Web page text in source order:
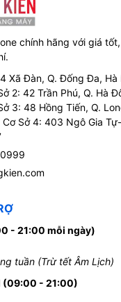
chính hãng với giá
Xã Đàn, Q. Đống Đa, Hà
2: 42 Trần Phú, Q. Hà
3: 48 Hồng Tiến, Q.
Sở 4: 403 Ngô Gia Tự-
- 21:00 mỗi ngày)
tuần (Trừ tết Âm Lịch)
(09:00 - 21:00)